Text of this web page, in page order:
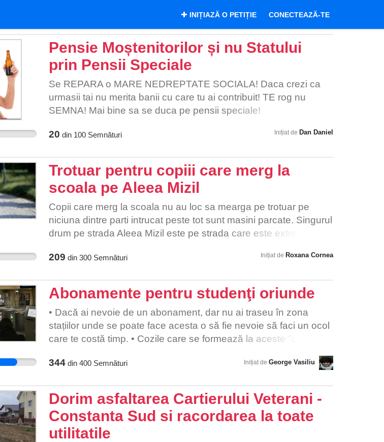
INIȚIAZĂ O PETIȚIE CONECTEAZĂ-TE
Pensie Moștenitorilor și nu Statului
prin Pensii Speciale
Se REPARA o MARE NEDREPTATE SOCIALA! Daca crezi ca
urmasii tai nu merita banii cu care tu ai contribuit! TE rog nu
SEMNA! Mai bine sa se duca pe pensii speciale!
20 din 100Semnături Inițiat de Dan Daniel
Trotuar pentru copiii care merg la
scoala pe Aleea Mizil
Copii care merg la scoala nu au loc sa mearga pe trotuar pe
niciuna dintre parti intrucat peste tot sunt masini parcate. Singurul
drum pe strada Aleea Mizil este pe strada care este extrem de
aglomeratia bulevardului masinile folosesc aceasta strada ca
copii, iar stalpii ar rezolva situatia astfel incat copii sa ajunga in
siguranta la scoala si inapoi acasa.
209 din 300Semnături Inițiat de Roxana Cornea
Abonamente pentru studenţi oriunde
• Dacă ai nevoie de un abonament, dar nu ai traseu în zona
stațiilor unde se poate face acesta o să fie nevoie să faci un ocol
care te costă timp. • Cozile care se formează la aceste "centre" te
importante. • De multe ori ajungi să mai cumperi o cartela doar ca
344din 400Semnături Inițiat de George Vasiliu
Dorim asfaltarea Cartierului Veterani -
Constanta Sud si racordarea la toate
utilitatile